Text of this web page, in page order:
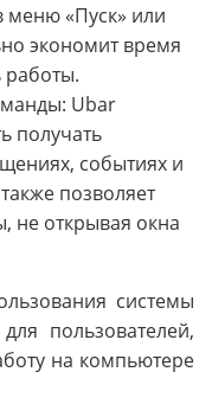
меню «Пуск» или
экономит время
работы.
Ubar
получать
событиях и
позволяет
не открывая окна
системы
пользователей,
на компьютере